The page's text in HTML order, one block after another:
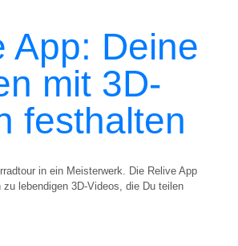
App: Deine
mit 3D-
festhalten
in ein Meisterwerk. Die Relive App
zu lebendigen 3D-Videos, die Du teilen